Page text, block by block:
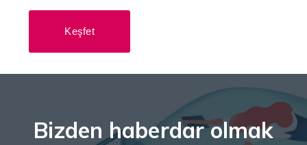
Keşfet
Bizden haberdar olmak